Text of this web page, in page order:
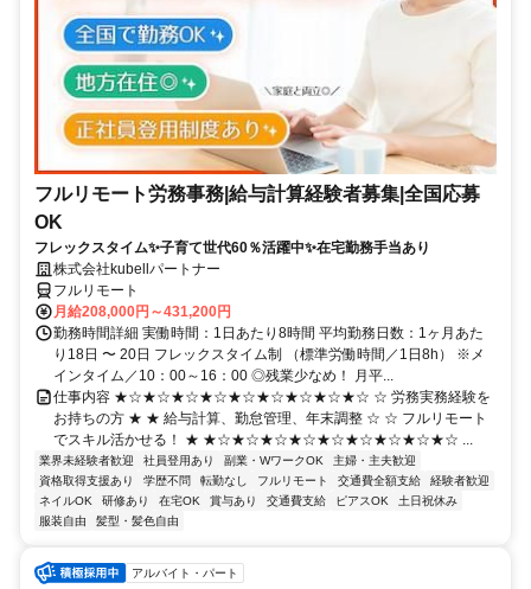
フルリモート労務事務|給与計算経験者募集|全国応募
OK
フレックスタイム✨子育て世代60％活躍中✨在宅勤務手当あり
株式会社kubellパートナー
フルリモート
月給208,000円～431,200円
勤務時間詳細 実働時間：1日あたり8時間 平均勤務日数：1ヶ月あた
り18日 〜 20日 フレックスタイム制 （標準労働時間／1日8h） ※メ
インタイム／10：00～16：00 ◎残業少なめ！ 月平...
仕事内容 ★☆★☆★☆★☆★☆★☆★☆★☆★☆ ☆ 労務実務経験を
お持ちの方 ★ ★ 給与計算、勤怠管理、年末調整 ☆ ☆ フルリモート
でスキル活かせる！ ★ ★☆★☆★☆★☆★☆★☆★☆★☆★☆ ...
業界未経験者歓迎 社員登用あり 副業・WワークOK
主婦・主夫歓迎
資格取得支援あり
学歴不問 転勤なし フルリモート 交通費全額支給
経験者歓迎
ネイルOK
研修あり 在宅OK 賞与あり 交通費支給 ピアスOK
土日祝休み
服装自由
髪型・髪色自由
アルバイト・パート